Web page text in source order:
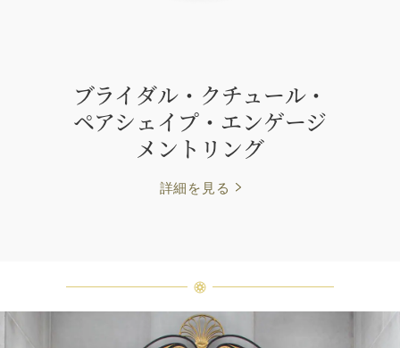
ブライダル・クチュール・
ペアシェイプ・エンゲージ
メントリング
詳細を見る